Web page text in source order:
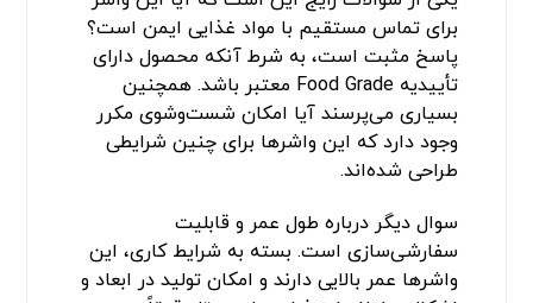
برای تماس مستقیم با مواد غذایی ایمن است؟
پاسخ مثبت است، به شرط آنکه محصول دارای
تأییدیه Food Grade معتبر باشد. همچنین
بسیاری می‌پرسند آیا امکان شست‌وشوی مکرر
وجود دارد که این واشرها برای چنین شرایطی
طراحی شده‌اند.
سوال دیگر درباره طول عمر و قابلیت
سفارشی‌سازی است. بسته به شرایط کاری، این
واشرها عمر بالایی دارند و امکان تولید در ابعاد و